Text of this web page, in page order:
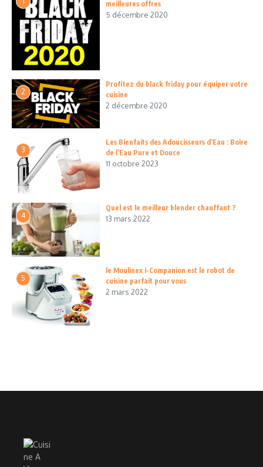
meilleures offres
5 décembre 2020
2
Profitez du black friday pour équiper votre
cuisine
2 décembre 2020
3
Les Bienfaits des Adoucisseurs d’Eau : Boire
de l’Eau Pure et Douce
11 octobre 2023
4
Quel est le meilleur blender chauffant ?
13 mars 2022
5
le Moulinex i-Companion est le robot de
cuisine parfait pour vous
2 mars 2022